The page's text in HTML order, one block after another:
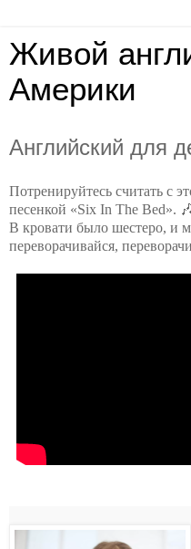
Живой
Америки
Английский для
Потренируйтесь считать с
песенкой «Six In The Bed».
В кровати было шестеро, и
переворачивайся,